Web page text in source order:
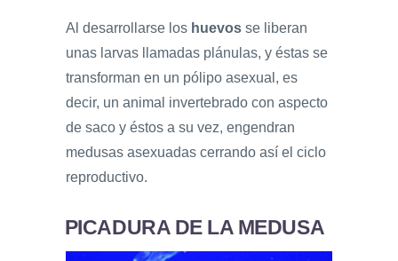
Al desarrollarse los huevos se liberan
unas larvas llamadas plánulas, y éstas se
transforman en un pólipo asexual, es
decir, un animal invertebrado con aspecto
de saco y éstos a su vez, engendran
medusas asexuadas cerrando así el ciclo
reproductivo.
PICADURA DE LA MEDUSA